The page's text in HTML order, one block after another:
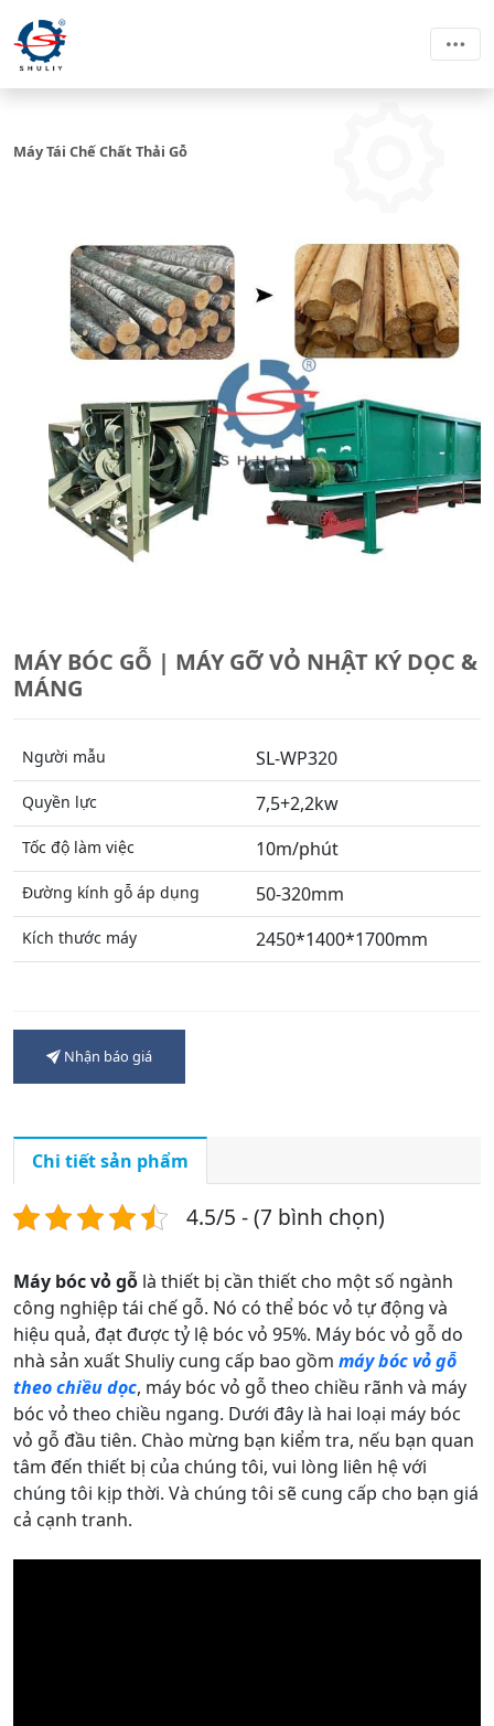
Máy Tái Chế Chất Thải Gỗ
MÁY BÓC GỖ | MÁY GỠ VỎ NHẬT KÝ DỌC &
MÁNG
Người mẫu SL-WP320
Quyền lực 7,5+2,2kw
Tốc độ làm việc 10m/phút
Đường kính gỗ áp dụng 50-320mm
Kích thước máy 2450*1400*1700mm
Nhận báo giá
Chi tiết sản phẩm
4.5/5 - (7 bình chọn)
Máy bóc vỏ gỗ là thiết bị cần thiết cho một số ngành
công nghiệp tái chế gỗ. Nó có thể bóc vỏ tự động và
hiệu quả, đạt được tỷ lệ bóc vỏ 95%. Máy bóc vỏ gỗ do
nhà sản xuất Shuliy cung cấp bao gồm máy bóc vỏ gỗ
theo chiều dọc, máy bóc vỏ gỗ theo chiều rãnh và máy
bóc vỏ theo chiều ngang. Dưới đây là hai loại máy bóc
vỏ gỗ đầu tiên. Chào mừng bạn kiểm tra, nếu bạn quan
tâm đến thiết bị của chúng tôi, vui lòng liên hệ với
chúng tôi kịp thời. Và chúng tôi sẽ cung cấp cho bạn giá
cả cạnh tranh.